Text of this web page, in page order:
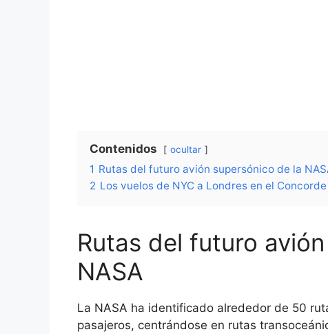
Contenidos ocultar
1 Rutas del futuro avión supersónico de la
2 Los vuelos de NYC a Londres en el
Rutas del futuro
NASA
La NASA ha identificado alrededor de 50
pasajeros, centrándose en rutas